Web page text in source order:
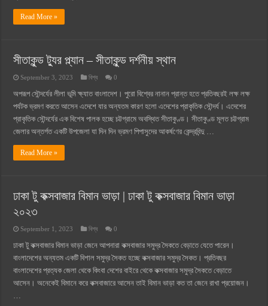
Read More »
সীতাকুন্ড ট্যুর প্ল্যান – সীতাকুন্ড দর্শনীয় স্থান
September 3, 2023 বিশ্ব 0
অপরূপ সৌন্দর্যের লীলা ভূমি ক্ষ্যাত বাংলাদেশ। পুরো বিশ্বের নানান প্রান্ত হতে প্রতিবছরই লক্ষ লক্ষ
পর্যটক ভ্রমণ করতে আসেন এদেশে যার অন্যতম কারণ হলো এদেশের প্রাকৃতিক সৌন্দর্য। এদেশের
প্রাকৃতিক সৌন্দর্যের এক বিশেষ পালক হচ্ছে চট্টগ্রামে অবস্থিত সীতাকুণ্ড। সীতাকুণ্ড মূলত চট্টগ্রাম
জেলার অন্তর্গত একটি উপজেলা যা দিন দিন ভ্রমণ পিপাসুদের আকর্ষণের কেন্দ্রবিন্দু …
Read More »
ঢাকা টু কক্সবাজার বিমান ভাড়া | ঢাকা টু কক্সবাজার বিমান ভাড়া
২০২৩
September 1, 2023 বিশ্ব 0
ঢাকা টু কক্সবাজার বিমান ভাড়া জেনে আপনারা কক্সবাজার সমুদ্র সৈকতে বেড়াতে যেতে পারেন।
বাংলাদেশের অন্যতম একটি বিশাল সমুদ্র সৈকত হচ্ছে কক্সবাজার সমুদ্র সৈকত। প্রতিবছর
বাংলাদেশের প্রত্যক জেলা থেকে কিংবা দেশের বাইরে থেকে কক্সবাজার সমুদ্র সৈকতে বেড়াতে
আসেন। অনেকেই বিমানে করে কক্সবাজারে আসেন তাই বিমান ভাড়া কত তা জেনে রাখা প্রয়োজন।
…